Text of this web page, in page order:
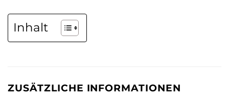
Inhalt
ZUSÄTZLICHE INFORMATIONEN